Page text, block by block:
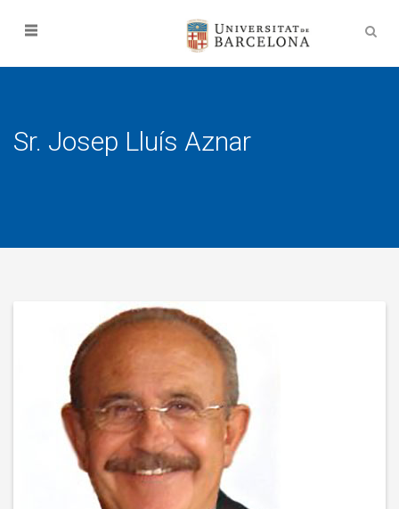
Sr. Josep Lluís Aznar